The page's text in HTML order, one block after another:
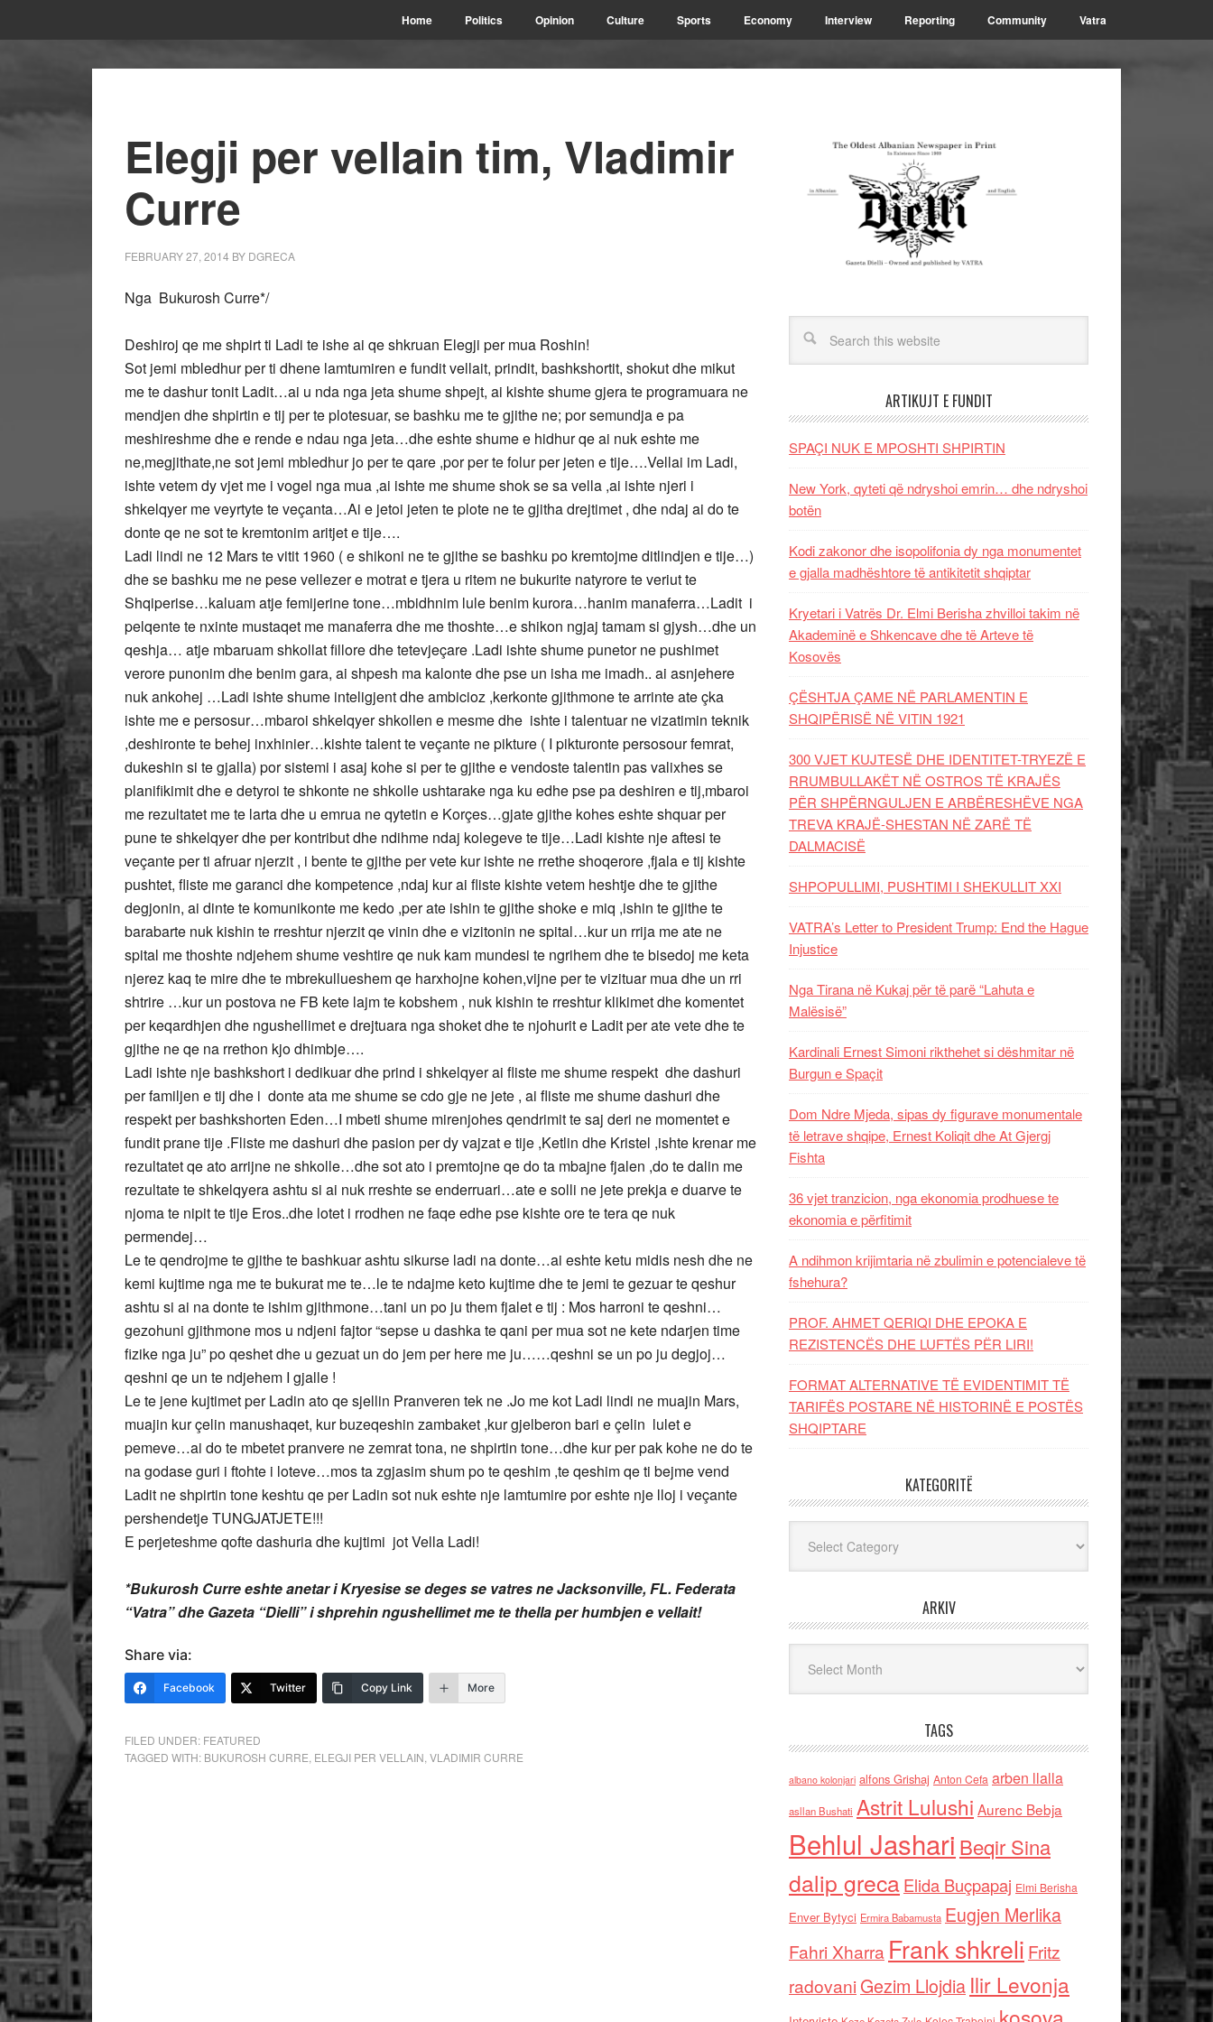
Home Politics Opinion Culture Sports Economy Interview Reporting Community Vatra
Elegji per vellain tim, Vladimir
Curre
FEBRUARY 27, 2014 BY DGRECA
Nga Bukurosh Curre*/
Deshiroj qe me shpirt ti Ladi te ishe ai qe shkruan Elegji per mua Roshin!
Sot jemi mbledhur per ti dhene lamtumiren e fundit vellait, prindit, bashkshortit, shokut dhe mikut
me te dashur tonit Ladit…ai u nda nga jeta shume shpejt, ai kishte shume gjera te programuara ne
mendjen dhe shpirtin e tij per te plotesuar, se bashku me te gjithe ne; por semundja e pa
meshireshme dhe e rende e ndau nga jeta…dhe eshte shume e hidhur qe ai nuk eshte me
ne,megjithate,ne sot jemi mbledhur jo per te qare ,por per te folur per jeten e tije….Vellai im Ladi,
ishte vetem dy vjet me i vogel nga mua ,ai ishte me shume shok se sa vella ,ai ishte njeri i
shkelqyer me veyrtyte te veçanta…Ai e jetoi jeten te plote ne te gjitha drejtimet , dhe ndaj ai do te
donte qe ne sot te kremtonim aritjet e tije….
Ladi lindi ne 12 Mars te vitit 1960 ( e shikoni ne te gjithe se bashku po kremtojme ditlindjen e tije…)
dhe se bashku me ne pese vellezer e motrat e tjera u ritem ne bukurite natyrore te veriut te
Shqiperise…kaluam atje femijerine tone…mbidhnim lule benim kurora…hanim manaferra…Ladit i
pelqente te nxinte mustaqet me manaferra dhe me thoshte…e shikon ngjaj tamam si gjysh…dhe un
qeshja… atje mbaruam shkollat fillore dhe tetevjeçare .Ladi ishte shume punetor ne pushimet
verore punonim dhe benim gara, ai shpesh ma kalonte dhe pse un isha me imadh.. ai asnjehere
nuk ankohej …Ladi ishte shume inteligjent dhe ambicioz ,kerkonte gjithmone te arrinte ate çka
ishte me e persosur…mbaroi shkelqyer shkollen e mesme dhe ishte i talentuar ne vizatimin teknik
,deshironte te behej inxhinier…kishte talent te veçante ne pikture ( I pikturonte persosour femrat,
dukeshin si te gjalla) por sistemi i asaj kohe si per te gjithe e vendoste talentin pas valixhes se
planifikimit dhe e detyroi te shkonte ne shkolle ushtarake nga ku edhe pse pa deshiren e tij,mbaroi
me rezultatet me te larta dhe u emrua ne qytetin e Korçes…gjate gjithe kohes eshte shquar per
pune te shkelqyer dhe per kontribut dhe ndihme ndaj kolegeve te tije…Ladi kishte nje aftesi te
veçante per ti afruar njerzit , i bente te gjithe per vete kur ishte ne rrethe shoqerore ,fjala e tij kishte
pushtet, fliste me garanci dhe kompetence ,ndaj kur ai fliste kishte vetem heshtje dhe te gjithe
degjonin, ai dinte te komunikonte me kedo ,per ate ishin te gjithe shoke e miq ,ishin te gjithe te
barabarte nuk kishin te rreshtur njerzit qe vinin dhe e vizitonin ne spital…kur un rrija me ate ne
spital me thoshte ndjehem shume veshtire qe nuk kam mundesi te ngrihem dhe te bisedoj me keta
njerez kaq te mire dhe te mbrekullueshem qe harxhojne kohen,vijne per te vizituar mua dhe un rri
shtrire …kur un postova ne FB kete lajm te kobshem , nuk kishin te rreshtur klikimet dhe komentet
per keqardhjen dhe ngushellimet e drejtuara nga shoket dhe te njohurit e Ladit per ate vete dhe te
gjithe ne qe na rrethon kjo dhimbje….
Ladi ishte nje bashkshort i dedikuar dhe prind i shkelqyer ai fliste me shume respekt dhe dashuri
per familjen e tij dhe i donte ata me shume se cdo gje ne jete , ai fliste me shume dashuri dhe
respekt per bashkshorten Eden…I mbeti shume mirenjohes qendrimit te saj deri ne momentet e
fundit prane tije .Fliste me dashuri dhe pasion per dy vajzat e tije ,Ketlin dhe Kristel ,ishte krenar me
rezultatet qe ato arrijne ne shkolle…dhe sot ato i premtojne qe do ta mbajne fjalen ,do te dalin me
rezultate te shkelqyera ashtu si ai nuk rreshte se enderruari…ate e solli ne jete prekja e duarve te
njoma te nipit te tije Eros..dhe lotet i rrodhen ne faqe edhe pse kishte ore te tera qe nuk
permendej…
Le te qendrojme te gjithe te bashkuar ashtu sikurse ladi na donte…ai eshte ketu midis nesh dhe ne
kemi kujtime nga me te bukurat me te…le te ndajme keto kujtime dhe te jemi te gezuar te qeshur
ashtu si ai na donte te ishim gjithmone…tani un po ju them fjalet e tij : Mos harroni te qeshni…
gezohuni gjithmone mos u ndjeni fajtor “sepse u dashka te qani per mua sot ne kete ndarjen time
fizike nga ju” po qeshet dhe u gezuat un do jem per here me ju……qeshni se un po ju degjoj…
qeshni qe un te ndjehem I gjalle !
Le te jene kujtimet per Ladin ato qe sjellin Pranveren tek ne .Jo me kot Ladi lindi ne muajin Mars,
muajin kur çelin manushaqet, kur buzeqeshin zambaket ,kur gjelberon bari e çelin lulet e
pemeve…ai do te mbetet pranvere ne zemrat tona, ne shpirtin tone…dhe kur per pak kohe ne do te
na godase guri i ftohte i loteve…mos ta zgjasim shum po te qeshim ,te qeshim qe ti bejme vend
Ladit ne shpirtin tone keshtu qe per Ladin sot nuk eshte nje lamtumire por eshte nje lloj i veçante
pershendetje TUNGJATJETE!!!
E perjeteshme qofte dashuria dhe kujtimi jot Vella Ladi!
*Bukurosh Curre eshte anetar i Kryesise se deges se vatres ne Jacksonville, FL. Federata
“Vatra” dhe Gazeta “Dielli” i shprehin ngushellimet me te thella per humbjen e vellait!
Share via:
Facebook Twitter Copy Link More
FILED UNDER: FEATURED
TAGGED WITH: BUKUROSH CURRE ELEGJI PER VELLAIN VLADIMIR CURRE
ARTIKUJT E FUNDIT
SPAÇI NUK E MPOSHTI SHPIRTIN
New York, qyteti që ndryshoi emrin… dhe ndryshoi
botën
Kodi zakonor dhe isopolifonia dy nga monumentet
e gjalla madhështore të antikitetit shqiptar
Kryetari i Vatrës Dr. Elmi Berisha zhvilloi takim në
Akademinë e Shkencave dhe të Arteve të
Kosovës
ÇËSHTJA ÇAME NË PARLAMENTIN E
SHQIPËRISË NË VITIN 1921
300 VJET KUJTESË DHE IDENTITET-TRYEZË E
RRUMBULLAKËT NË OSTROS TË KRAJËS
PËR SHPËRNGULJEN E ARBËRESHËVE NGA
TREVA KRAJË-SHESTAN NË ZARË TË
DALMACISË
SHPOPULLIMI, PUSHTIMI I SHEKULLIT XXI
VATRA’s Letter to President Trump: End the Hague
Injustice
Nga Tirana në Kukaj për të parë “Lahuta e
Malësisë”
Kardinali Ernest Simoni rikthehet si dëshmitar në
Burgun e Spaçit
Dom Ndre Mjeda, sipas dy figurave monumentale
të letrave shqipe, Ernest Koliqit dhe At Gjergj
Fishta
36 vjet tranzicion, nga ekonomia prodhuese te
ekonomia e përfitimit
A ndihmon krijimtaria në zbulimin e potencialeve të
fshehura?
PROF. AHMET QERIQI DHE EPOKA E
REZISTENCЁS DHE LUFTЁS PЁR LIRI!
FORMAT ALTERNATIVE TË EVIDENTIMIT TË
TARIFËS POSTARE NË HISTORINË E POSTËS
SHQIPTARE
KATEGORITË
ARKIV
TAGS
albano kolonjari alfons Grishaj Anton Cefa arben llalla
asllan Bushati Astrit Lulushi Aurenc Bebja
Behlul Jashari Beqir Sina
dalip grecaElida Buçpapaj Elmi Berisha
Enver Bytyci Ermira Babamusta Eugjen Merlika
Fahri Xharra Frank shkreli Fritz
radovaniGezim Llojdia Ilir Levonja